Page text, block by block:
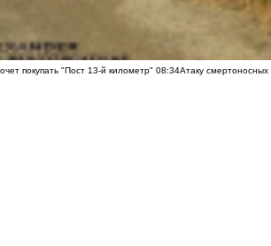
покупать "Пост 13-й километр" 08:34Атаку